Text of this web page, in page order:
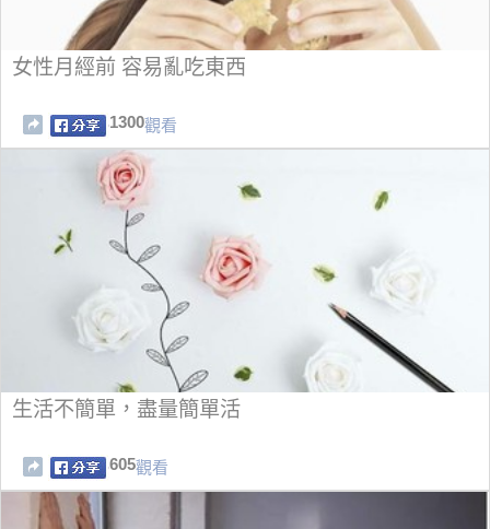
女性月經前 容易亂吃東西
1300觀看
生活不簡單，盡量簡單活
605觀看